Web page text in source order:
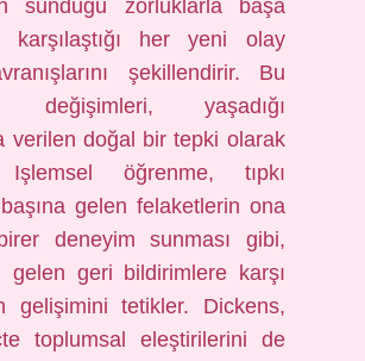
sunduğu zorluklarla başa
karşılaştığı her yeni olay
şekillendirir. Bu
değişimleri, yaşadığı
verilen doğal bir tepki olarak
Işlemsel öğrenme, tıpkı
başına gelen felaketlerin ona
deneyim sunması gibi,
gelen geri bildirimlere karşı
gelişimini tetikler. Dickens,
toplumsal eleştirilerini de